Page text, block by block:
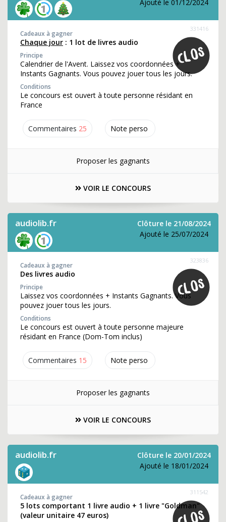
Ajouté le 01/12/2024
Commentaires 25 Note perso
331416
Cadeaux à gagner
Chaque jour : 1 lot de livres audio
Principe
Calendrier de l'Avent. Laissez vos coordonnées +
Instants Gagnants. Vous pouvez jouer tous les jours.
Conditions
Le concours est ouvert à toute personne résidant en
France
Proposer les gagnants
VOIR LE CONCOURS
audiolib.fr
Clôture le 21/08/2024
Ajouté le 25/07/2024
Commentaires 15 Note perso
323836
Cadeaux à gagner
Des livres audio
Principe
Laissez vos coordonnées + Instants Gagnants. Vous
pouvez jouer tous les jours.
Conditions
Le concours est ouvert à toute personne majeure
résidant en France (Dom-Tom inclus)
Proposer les gagnants
VOIR LE CONCOURS
audiolib.fr
Clôture le 20/01/2024
Ajouté le 18/01/2024
311542
Cadeaux à gagner
5 lots comportant 1 livre audio + 1 livre "Goldman"
(valeur unitaire 47 euros)